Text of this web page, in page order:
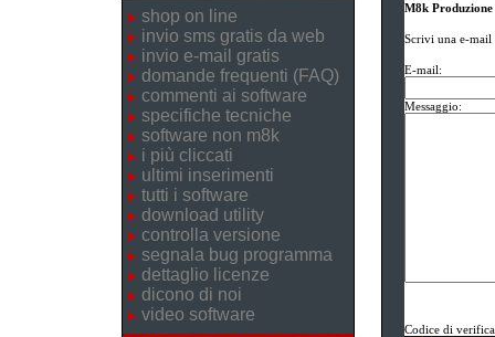
shop on line
invio sms gratis da web
invio e-mail gratis
domande frequenti (FAQ)
commenti ai software
specifiche tecniche
software non m8k
i più cliccati
ultimi inserimenti
tutti i software
download utility
controlla versione
segnala bug programma
dettaglio licenze
dicono di noi
video software
M8k Produzione
Scrivi una e-mail
E-mail:
Messaggio:
Codice di